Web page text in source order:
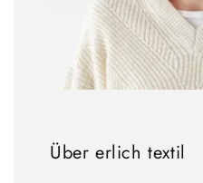
Über erlich textil